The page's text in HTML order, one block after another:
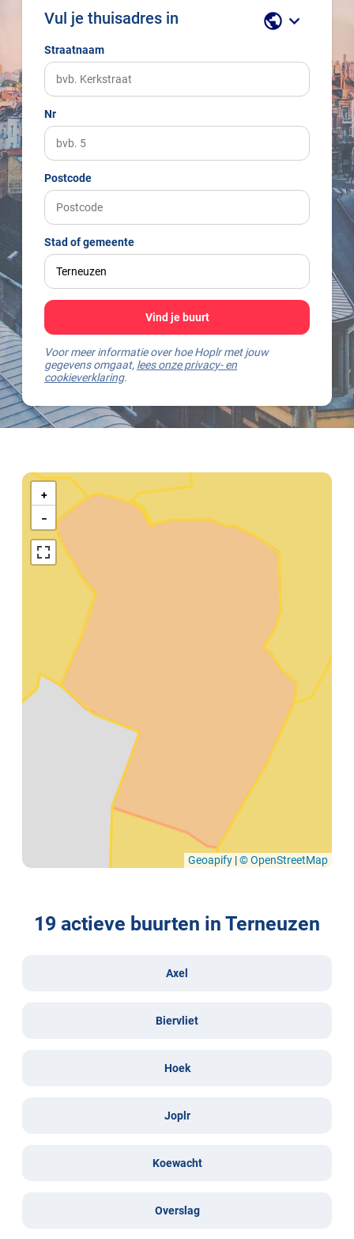
Vul je thuisadres in public keyboard_arrow_down
Straatnaam
Nr
Postcode
Stad of gemeente
Vind je buurt
Voor meer informatie over hoe Hoplr met jouw
gegevens omgaat, lees onze privacy- en
cookieverklaring.
Kaart
Terneuzen
+
−
Geoapify |© OpenStreetMap
19 actieve buurten in Terneuzen
Axel
Biervliet
Hoek
Joplr
Koewacht
Overslag